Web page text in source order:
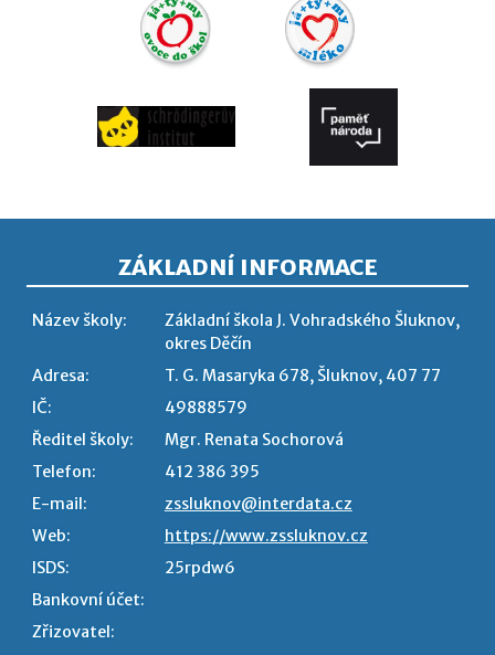
ZÁKLADNÍ INFORMACE
Název školy:
Základní škola J. Vohradského Šluknov,
okres Děčín
Adresa:
T. G. Masaryka 678, Šluknov, 407 77
IČ:
49888579
Ředitel školy:
Mgr. Renata Sochorová
Telefon:
412 386 395
E-mail:
zssluknov@interdata.cz
Web:
https://www.zssluknov.cz
ISDS:
25rpdw6
Bankovní účet:
Zřizovatel: